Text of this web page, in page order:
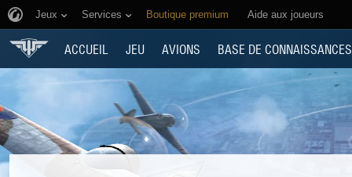
Jeux Services Boutique premium Aide aux joueurs
ACCUEIL JEU AVIONS BASE DE CONNAISSANCES